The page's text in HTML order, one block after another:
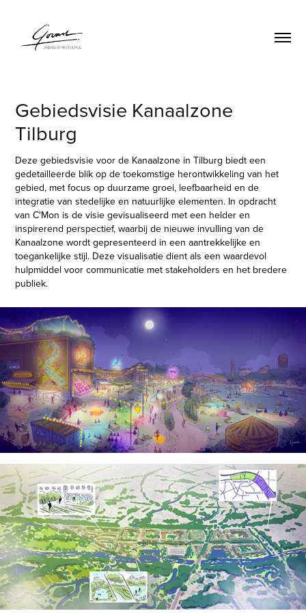
Gebiedsvisie Kanaalzone
Tilburg
Deze gebiedsvisie voor de Kanaalzone in Tilburg biedt een
gedetailleerde blik op de toekomstige herontwikkeling van het
gebied, met focus op duurzame groei, leefbaarheid en de
integratie van stedelijke en natuurlijke elementen. In opdracht
van C'Mon is de visie gevisualiseerd met een helder en
inspirerend perspectief, waarbij de nieuwe invulling van de
Kanaalzone wordt gepresenteerd in een aantrekkelijke en
toegankelijke stijl. Deze visualisatie dient als een waardevol
hulpmiddel voor communicatie met stakeholders en het bredere
publiek.